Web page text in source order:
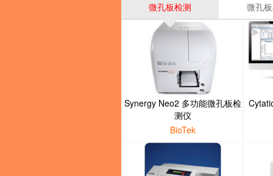
微孔板检测 微孔
Synergy Neo2 多功能微孔板检
测仪
BioTek